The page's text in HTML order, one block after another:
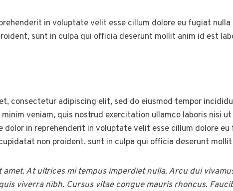
in voluptate velit esse cillum dolore eu fugiat
sunt in culpa qui officia deserunt mollit anim id est
consectetur adipiscing elit, sed do eiusmod tempor
veniam, quis nostrud exercitation ullamco laboris nisi
dolor in reprehenderit in voluptate velit esse cillum dolore
non proident, sunt in culpa qui officia deserunt
amet. At ultrices mi tempus imperdiet nulla. Arcu dui
viverra nibh. Cursus vitae congue mauris rhoncus.